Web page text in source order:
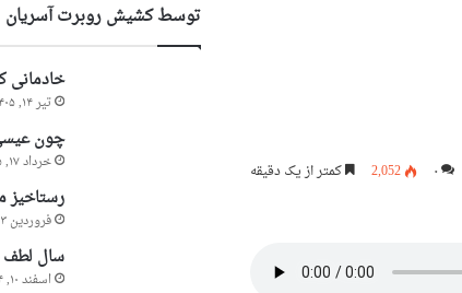
۰ 2,052 کمتر از یک دقیقه
توسط کشیش روبرت آسریان
خادمانی
تیر ۱۴, ۱۴۰۵
چون عیسی
خرداد ۱۷, ۱۴۰۵
رستاخیز
فروردین ۲۳, ۱۴۰۵
سال لطف
اسفند ۱۰, ۱۴۰۴